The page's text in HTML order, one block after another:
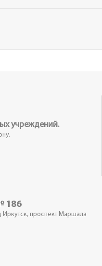
учреждений.
186
проспект Маршала